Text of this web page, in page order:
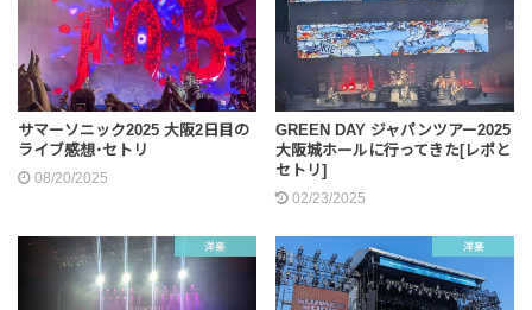
サマーソニック2025 大阪2日目の
ライブ感想･セトリ
08/20/2025
GREEN DAY ジャパンツアー2025
大阪城ホールに行ってきた[レポと
セトリ]
02/23/2025
洋楽 洋楽